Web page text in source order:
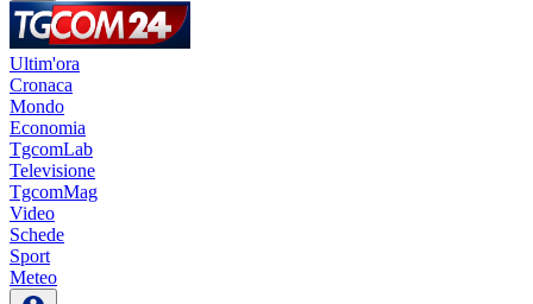
Ultim'ora
Cronaca
Mondo
Economia
TgcomLab
Televisione
TgcomMag
Video
Schede
Sport
Meteo